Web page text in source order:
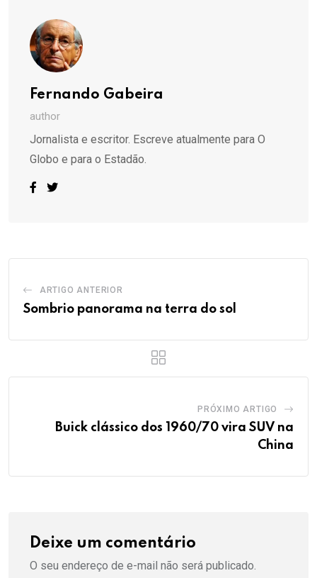
Fernando Gabeira
author
Jornalista e escritor. Escreve atualmente para O
Globo e para o Estadão.
ARTIGO ANTERIOR
Sombrio panorama na terra do sol
PRÓXIMO ARTIGO
Buick clássico dos 1960/70 vira SUV na
China
Deixe um comentário
O seu endereço de e-mail não será publicado.